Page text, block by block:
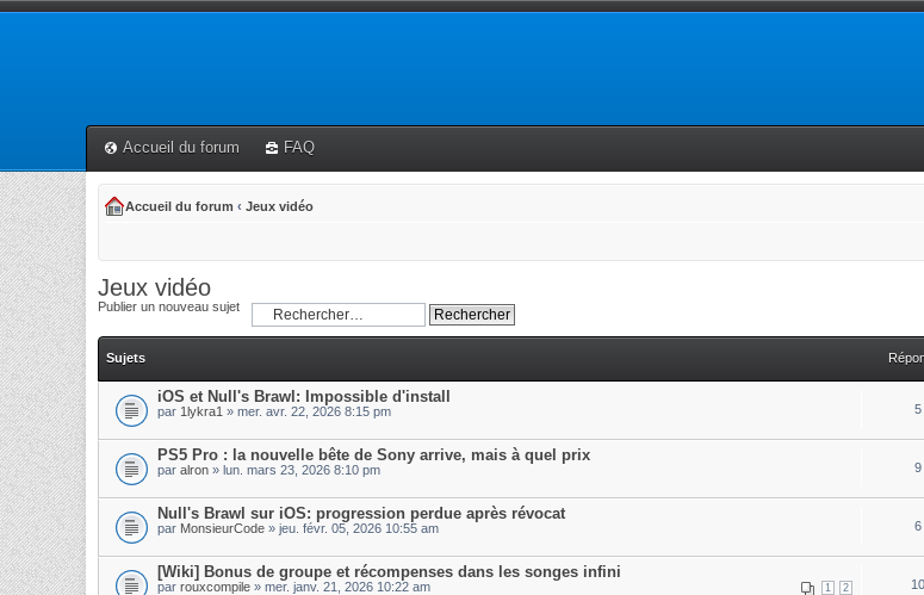
Accueil du forum FAQ
Accueil du forum ‹ Jeux vidéo
Jeux vidéo
Publier un nouveau sujet
Sujets
iOS et Null's Brawl: Impossible d'install
par 1lykra1 » mer. avr. 22, 2026 8:15 pm 5
PS5 Pro : la nouvelle bête de Sony arrive, mais à quel prix
par alron » lun. mars 23, 2026 8:10 pm 9
Null's Brawl sur iOS: progression perdue après révocat
par MonsieurCode » jeu. févr. 05, 2026 10:55 am 6
[Wiki] Bonus de groupe et récompenses dans les songes infini
1 2
par rouxcompile » mer. janv. 21, 2026 10:22 am 10